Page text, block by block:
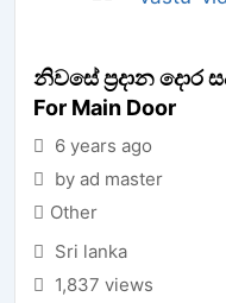
නිවසේ ප්‍රදාන දොර
For Main Door
6 years ago
by ad master
Other
Sri lanka
1,837 views